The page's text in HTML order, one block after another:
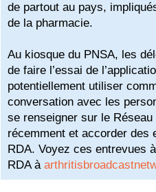
de partout au pays,
de la pharmacie.
Au kiosque du PNSA, les
de faire l’essai de
potentiellement utiliser
conversation avec les
se renseigner sur le
récemment et accorder des
RDA. Voyez ces entrevues
RDA à